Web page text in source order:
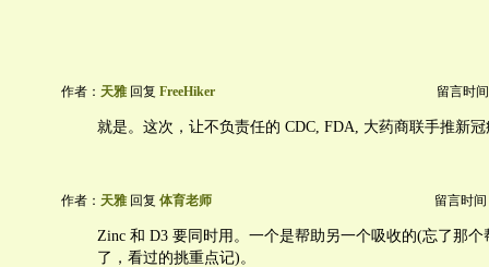
作者： 天雅 回复 FreeHiker 留言时
就是。这次，让不负责任的 CDC, FDA, 大药商联手推新
作者： 天雅 回复 体育老师 留言时间
Zinc 和 D3 要同时用。一个是帮助另一个吸收的(忘了那个
了，看过的挑重点记)。